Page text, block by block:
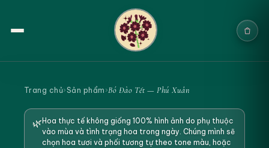
Sản phẩm
Cưới & Sự kiện
Trang chủ›Sản phẩm ›Bó Đào Tết — Phú Xuân
🌿 Hoa thực tế không giống 100% hình ảnh do phụ thuộc
vào mùa và tình trạng hoa trong ngày. Chúng mình sẽ
chọn hoa tươi và phối tương tự theo tone màu, hoặc